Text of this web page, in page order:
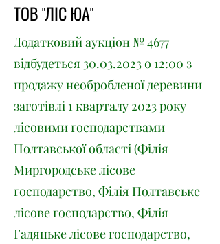
ТОВ "ЛІС ЮА"
Додатковий аукціон № 4677
відбудеться 30.03.2023о 12:00 з
продажу необробленої деревини
заготівлі 1 кварталу 2023 року
лісовими господарствами
Полтавської області (Філія
Миргородське лісове
господарство, Філія Полтавське
лісове господарство, Філія
Гадяцьке лісове господарство,